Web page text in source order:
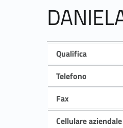
Qualifica
Telefono
Fax
Cellulare aziendale